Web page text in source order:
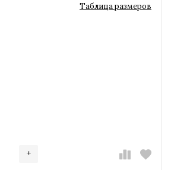
Таблица размеров
+